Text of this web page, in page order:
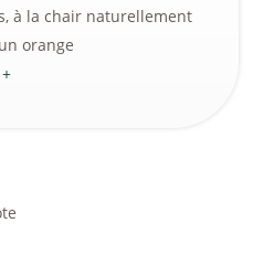
à la chair naturellement
orange